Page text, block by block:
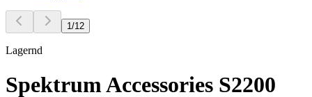
1/12
Lagernd
Spektrum Accessories S2200